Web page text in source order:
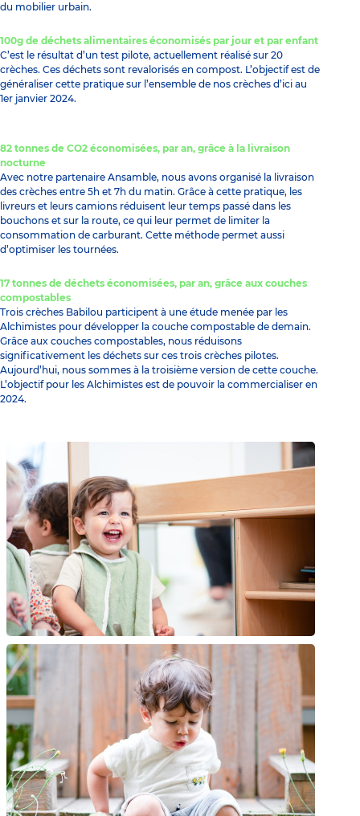
du mobilier urbain.
100g de déchets alimentaires économisés par jour et par enfant
C’est le résultat d’un test pilote, actuellement réalisé sur 20
crèches. Ces déchets sont revalorisés en compost. L’objectif est de
généraliser cette pratique sur l’ensemble de nos crèches d’ici au
1er janvier 2024.
82 tonnes de CO2 économisées, par an, grâce à la livraison
nocturne
Avec notre partenaire Ansamble, nous avons organisé la livraison
des crèches entre 5h et 7h du matin. Grâce à cette pratique, les
livreurs et leurs camions réduisent leur temps passé dans les
bouchons et sur la route, ce qui leur permet de limiter la
consommation de carburant. Cette méthode permet aussi
d’optimiser les tournées.
17 tonnes de déchets économisées, par an, grâce aux couches
compostables
Trois crèches Babilou participent à une étude menée par les
Alchimistes pour développer la couche compostable de demain.
Grâce aux couches compostables, nous réduisons
significativement les déchets sur ces trois crèches pilotes.
Aujourd’hui, nous sommes à la troisième version de cette couche.
L’objectif pour les Alchimistes est de pouvoir la commercialiser en
2024.